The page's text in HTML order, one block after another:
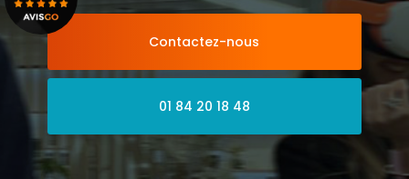
Contactez-nous
01 84 20 18 48
Voir le certificat